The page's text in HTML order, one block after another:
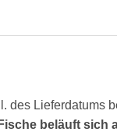
des Lieferdatums
beläuft sich